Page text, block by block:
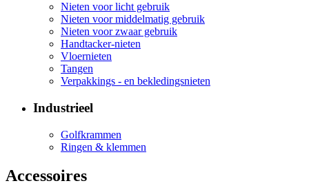
Nieten voor licht gebruik
Nieten voor middelmatig gebruik
Nieten voor zwaar gebruik
Handtacker-nieten
Vloernieten
Tangen
Verpakkings - en bekledingsnieten
Industrieel
Golfkrammen
Ringen & klemmen
Accessoires